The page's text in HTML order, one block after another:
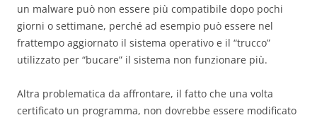
un malware può non essere più compatibile dopo pochi
giorni o settimane, perché ad esempio può essere nel
frattempo aggiornato il sistema operativo e il “trucco”
utilizzato per “bucare” il sistema non funzionare più.
Altra problematica da affrontare, il fatto che una volta
certificato un programma, non dovrebbe essere modificato